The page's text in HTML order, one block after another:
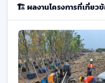
🏗️ ผลงานโครงการที่เกี่ยว